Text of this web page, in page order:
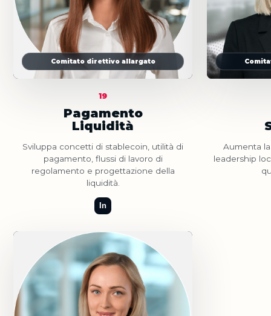
Comitato direttivo allargato
19
Pagamento
Liquidità
Sviluppa concetti di stablecoin, utilità di
pagamento, flussi di lavoro di
regolamento e progettazione della
liquidità.
In
Aumenta
leadership